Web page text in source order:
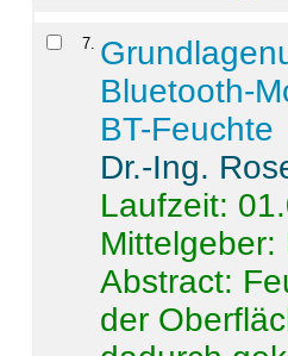
7
Bluetooth-
BT-Feuchte
Dr.-Ing.
Laufzeit:
Abstract:
der